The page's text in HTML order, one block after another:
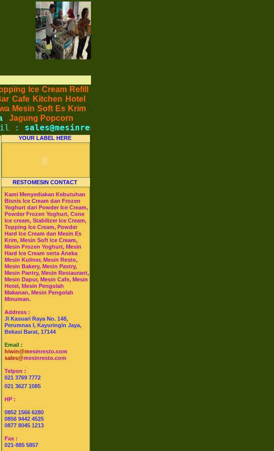
Pelatihan dan
Kue Roti Cake.
Ice Cream Refill -
Cafe Kitchen Hotel
-
Mesin Soft Es Krim -
- Jagung Popcorn
: sales@mesinresto.com
YOUR LABEL HERE
RESTOMESIN CONTACT
Kami Menyediakan Kebutuhan
Bisnis Ice Cream dan Frozen
Yoghurt dari Powder Ice Cream,
Powder Frozen Yoghurt, Cone
Ice cream, Stabilizer Ice Cream,
Topping Ice Cream, Powder
Hard Ice Cream dan Mesin Es
Krim, Mesin Soft Ice Cream,
Mesin Frozen Yoghurt, Mesin
Hard Ice Cream serta Aneka
Mesin Kuliner, Mesin Resto,
Mesin Bakery, Mesin Pastry,
Mesin Pantry, Mesin Restaurant,
Mesin Dapur, Mesin Cafe, Mesin
Hotel, Mesin Pengolah
Makanan, Mesin Pengolah
Minuman.
Address :
Jl Kasuari Raya No. 148,
Perumnas I, Kayuringin Jaya,
Bekasi Barat, 17144
Email :
hiwin@mesinresto.com
sales@mesinresto.com
Telpon :
021 3769 7772
021 3627 1085
HP :
0852 1566 6280
0856 9442 4525
0877 8045 1213
Fax :
021-885 5857